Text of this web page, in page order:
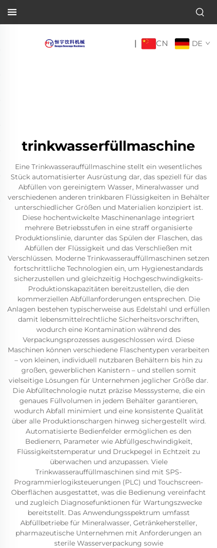
| CN DE
trinkwasserfüllmaschine
Eine Trinkwasserauffüllmaschine stellt ein wesentliches
Stück automatisierter Ausrüstung dar, das speziell für das
Abfüllen von gereinigtem Wasser, Mineralwasser und
verschiedenen anderen trinkbaren Flüssigkeiten in Behälter
unterschiedlicher Größen und Materialien konzipiert ist.
Diese hochentwickelte Maschinenanlage integriert
mehrere Betriebsstufen in eine straff organisierte
Produktionslinie, darunter das Spülen der Flaschen, das
Abfüllen der Flüssigkeit und das Verschließen mit
Verschlüssen. Moderne Trinkwasserauffüllmaschinen setzen
fortschrittliche Technologien ein, um Hygienestandards
sicherzustellen und gleichzeitig Hochgeschwindigkeits-
Produktionskapazitäten bereitzustellen, die den
kommerziellen Abfüllanforderungen entsprechen. Die
Anlagen bestehen typischerweise aus Edelstahl und erfüllen
damit lebensmittelrechtliche Sicherheitsvorschriften,
wodurch eine Kontamination während des
Verpackungsprozesses ausgeschlossen wird. Diese
Maschinen können verschiedene Flaschentypen verarbeiten
– von kleinen, individuell nutzbaren Behältern bis hin zu
großen, gewerblichen Kanistern – und stellen somit
vielseitige Lösungen für Unternehmen jeglicher Größe dar.
Die Abfülltechnologie nutzt präzise Messsysteme, die ein
genaues Füllvolumen in jedem Behälter garantieren,
wodurch Abfall minimiert und eine konsistente Qualität
über alle Produktionschargen hinweg sichergestellt wird.
Automatisierte Bedienfelder ermöglichen es den
Bedienern, Parameter wie Abfüllgeschwindigkeit,
Flüssigkeitstemperatur und Druckpegel in Echtzeit zu
überwachen und anzupassen. Viele
Trinkwasserauffüllmaschinen sind mit SPS-
Programmierlogiksteuerungen (PLC) und Touchscreen-
Oberflächen ausgestattet, was die Bedienung vereinfacht
und zugleich Diagnosefunktionen für Wartungszwecke
bereitstellt. Das Anwendungsspektrum umfasst
Abfüllbetriebe für Mineralwasser, Getränkehersteller,
pharmazeutische Unternehmen mit Anforderungen an
sterile Wasserverpackung sowie